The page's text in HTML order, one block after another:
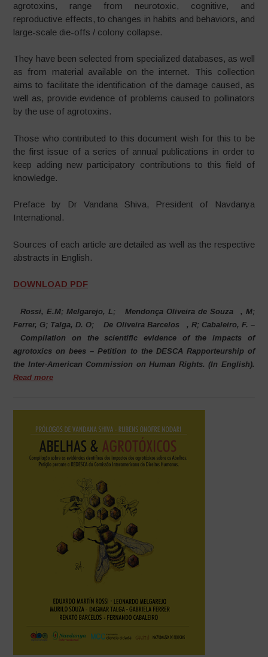
agrotoxins, range from neurotoxic, cognitive, and
reproductive effects, to changes in habits and behaviors, and
large-scale die-offs / colony collapse.
They have been selected from specialized databases, as well
as from material available on the internet. This collection
aims to facilitate the identification of the damage caused, as
well as, provide evidence of problems caused to pollinators
by the use of agrotoxins.
Those who contributed to this document wish for this to be
the first issue of a series of annual publications in order to
keep adding new participatory contributions to this field of
knowledge.
Preface by Dr Vandana Shiva, President of Navdanya
International.
Sources of each article are detailed as well as the respective
abstracts in English.
DOWNLOAD PDF
Rossi, E.M; Melgarejo, L; Mendonça Oliveira de Souza
, M;
Ferrer, G; Talga, D. O;
De Oliveira Barcelos
, R; Cabaleiro, F. –
Compilation on the scientific evidence of the impacts of
agrotoxics on bees – Petition to the DESCA Rapporteurship of
the Inter-American Commission on Human Rights. (In English).
Read more